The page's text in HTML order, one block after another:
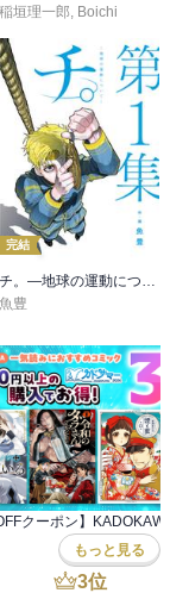
稲垣理一郎, Boichi
完結
魚豊
もっと見る
3位